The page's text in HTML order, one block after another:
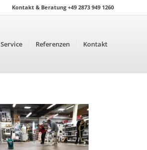
Kontakt & Beratung +49 2873 949 1260
Service Referenzen Kontakt